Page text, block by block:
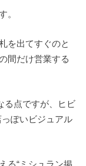
。
を出てすぐのと
間だけ営業する
る点ですが、ヒビ
ぽいビジュアル